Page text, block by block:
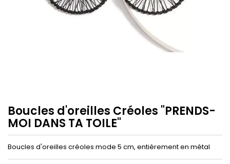
Boucles d'oreilles Créoles "PRENDS-
MOI DANS TA TOILE"
Boucles d'oreilles créoles mode 5 cm, entièrement en métal